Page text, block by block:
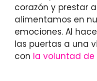
corazón y prestar
alimentamos en
emociones. Al
las puertas a una
con la voluntad de